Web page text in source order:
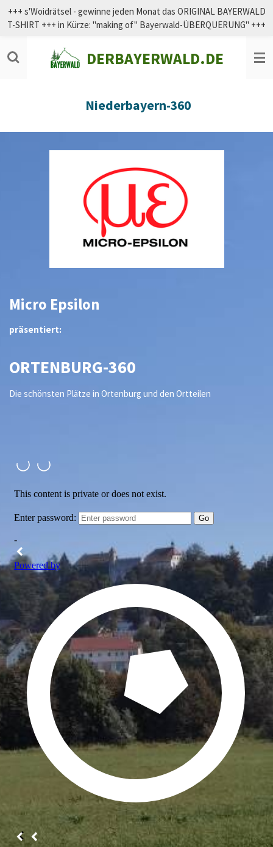
Zum
Hauptinhalt
DERBAYERWALD.DE
+++ s'Woidrätsel - gewinne jeden Monat das ORIGINAL BAYERWALD
T-SHIRT +++ in Kürze: "making of" Bayerwald-ÜBERQUERUNG" +++
Niederbayern-360
Micro Epsilon
präsentiert:
ORTENBURG-360
Die schönsten Plätze in Ortenburg und den Ortteilen